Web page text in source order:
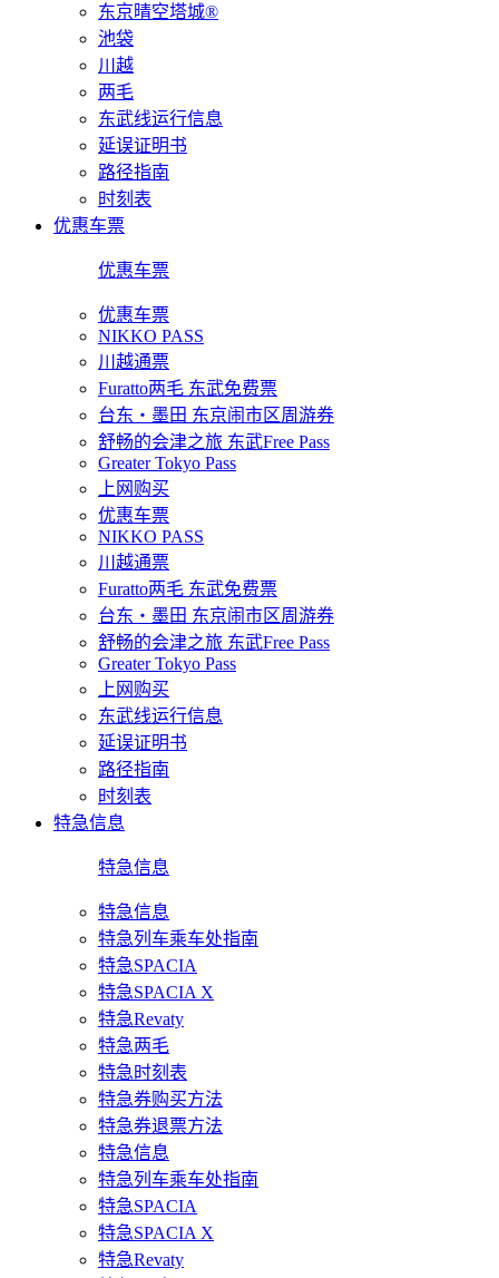
东京晴空塔城®
池袋
川越
两毛
东武线运行信息
延误证明书
路径指南
时刻表
优惠车票
优惠车票
优惠车票
NIKKO PASS
川越通票
Furatto两毛 东武免费票
台东・墨田 东京闹市区周游券
舒畅的会津之旅 东武Free Pass
Greater Tokyo Pass
上网购买
优惠车票
NIKKO PASS
川越通票
Furatto两毛 东武免费票
台东・墨田 东京闹市区周游券
舒畅的会津之旅 东武Free Pass
Greater Tokyo Pass
上网购买
东武线运行信息
延误证明书
路径指南
时刻表
特急信息
特急信息
特急信息
特急列车乘车处指南
特急SPACIA
特急SPACIA X
特急Revaty
特急两毛
特急时刻表
特急券购买方法
特急券退票方法
特急信息
特急列车乘车处指南
特急SPACIA
特急SPACIA X
特急Revaty